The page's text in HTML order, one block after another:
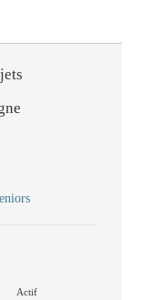
Actif